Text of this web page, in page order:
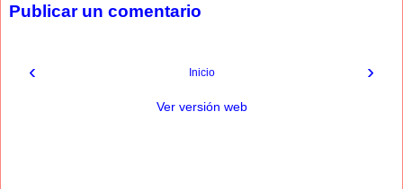
Publicar un comentario
‹ ›
Inicio
Ver versión web